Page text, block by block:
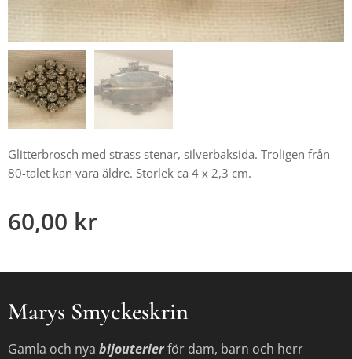
Glitterbrosch med strass stenar, silverbaksida. Troligen från
80-talet kan vara äldre. Storlek ca 4 x 2,3 cm.
60,00 kr
Marys Smyckeskrin
Gamla och nya bijouterierför dam, barn och herr